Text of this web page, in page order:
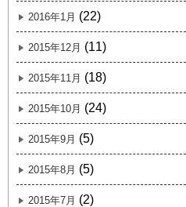
2016年1月 (22)
2015年12月 (11)
2015年11月 (18)
2015年10月 (24)
2015年9月 (5)
2015年8月 (5)
2015年7月 (2)